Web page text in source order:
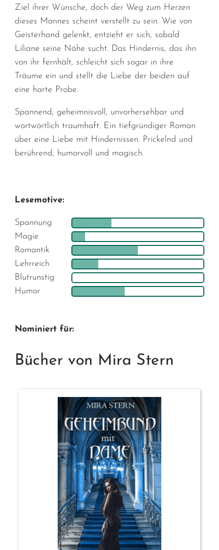
Ziel ihrer Wünsche, doch der Weg zum Herzen
dieses Mannes scheint verstellt zu sein. Wie von
Geisterhand gelenkt, entzieht er sich, sobald
Liliane seine Nähe sucht. Das Hindernis, das ihn
von ihr fernhält, schleicht sich sogar in ihre
Träume ein und stellt die Liebe der beiden auf
eine harte Probe.
Spannend, geheimnisvoll, unvorhersehbar und
wortwörtlich traumhaft. Ein tiefgründiger Roman
über eine Liebe mit Hindernissen. Prickelnd und
berührend, humorvoll und magisch.
Lesemotive:
Spannung
Magie
Romantik
Lehrreich
Blutrunstig
Humor
Nominiert für:
Bücher von Mira Stern